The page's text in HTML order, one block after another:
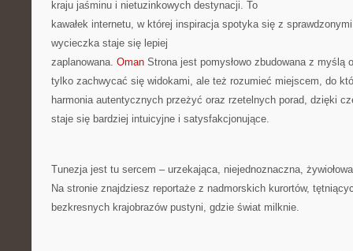
kraju jaśminu i nietuzinkowych destynacji. To
kawałek internetu, w której inspiracja spotyka się z
wycieczka staje się lepiej
zaplanowana. Oman Strona jest pomysłowo zbudowana z myślą
tylko zachwycać się widokami, ale też rozumieć miejscem, do
harmonia autentycznych przeżyć oraz rzetelnych porad, dzięki
staje się bardziej intuicyjne i satysfakcjonujące.
Tunezja jest tu sercem – urzekająca, niejednoznaczna,
Na stronie znajdziesz reportaże z nadmorskich kurortów,
bezkresnych krajobrazów pustyni, gdzie świat milknie.